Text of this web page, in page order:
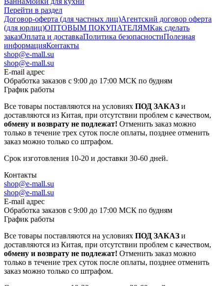
Перейти в раздел
Договор-оферта (для частных лиц)Агентский договор оферта
(для юрлиц)ОПТОВЫМ ПОКУПАТЕЛЯМКак сделать
заказОплата и доставкаПолитика безопасностиПолезная
информацияКонтакты
shop@e-mall.su
shop@e-mall.su
E-mail адрес
Обработка заказов с 9:00 до 17:00 МСК по будням
График работы
Все товары поставляются на условиях ПОД ЗАКАЗ и
доставляются из Китая, при отсутствии проблем с качеством,
обмену и возврату не подлежат! Отменить заказ можно
только в течение трех суток после оплаты, позднее отменить
заказ можно только со штрафом.
Срок изготовления 10-20 и доставки 30-60 дней.
Контакты
shop@e-mall.su
shop@e-mall.su
E-mail адрес
Обработка заказов с 9:00 до 17:00 МСК по будням
График работы
Все товары поставляются на условиях ПОД ЗАКАЗ и
доставляются из Китая, при отсутствии проблем с качеством,
обмену и возврату не подлежат! Отменить заказ можно
только в течение трех суток после оплаты, позднее отменить
заказ можно только со штрафом.